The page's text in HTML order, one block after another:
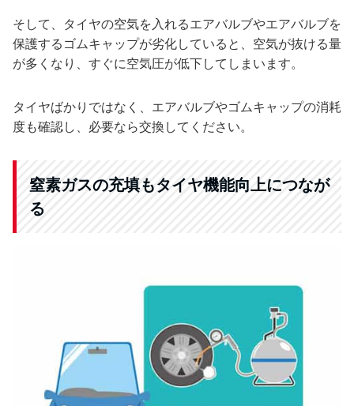
そして、タイヤの空気を入れるエアバルブやエアバルブを
保護するゴムキャップが劣化していると、空気が抜ける量
が多くなり、すぐに空気圧が低下してしまいます。
タイヤばかりではなく、エアバルブやゴムキャップの消耗
度も確認し、必要なら交換してください。
窒素ガスの充填もタイヤ機能向上につなが
る